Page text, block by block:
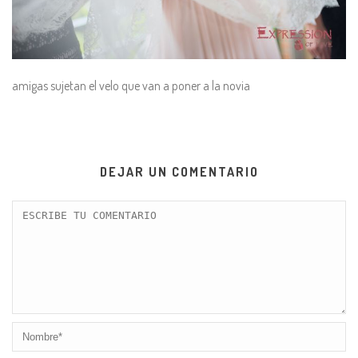
amigas sujetan el velo que van a poner a la novia
DEJAR UN COMENTARIO